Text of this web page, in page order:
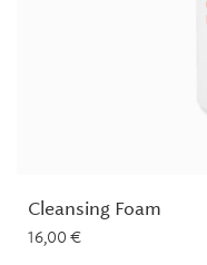
Cleansing Foam
16,00 €